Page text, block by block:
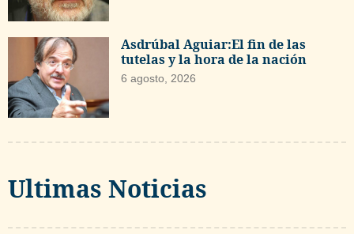
Asdrúbal Aguiar:El fin de las
tutelas y la hora de la nación
6 agosto, 2026
Ultimas Noticias